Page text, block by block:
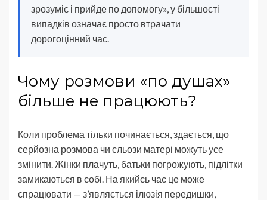
зрозуміє і прийде по допомогу», у більшості
випадків означає просто втрачати
дорогоцінний час.
Чому розмови «по душах»
більше не працюють?
Коли проблема тільки починається, здається, що
серйозна розмова чи сльози матері можуть усе
змінити. Жінки плачуть, батьки погрожують, підлітки
замикаються в собі. На якийсь час це може
спрацювати — з’являється ілюзія передишки,